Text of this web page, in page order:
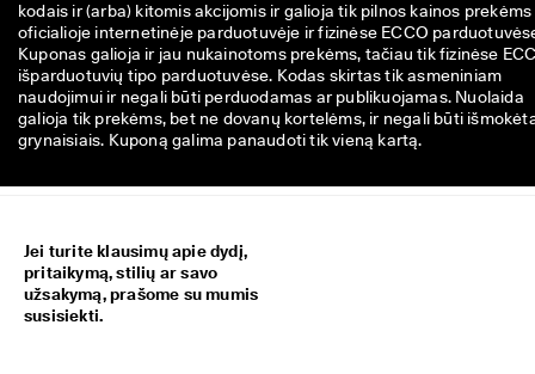
kodais ir (arba) kitomis akcijomis ir galioja tik pilnos kainos prekėms
oficialioje internetinėje parduotuvėje ir fizinėse ECCO
Kuponas galioja ir jau nukainotoms prekėms, tačiau tik fizinėse
išparduotuvių tipo parduotuvėse. Kodas skirtas tik asmeniniam
naudojimui ir negali būti perduodamas ar publikuojamas. Nuolaida
galioja tik prekėms, bet ne dovanų kortelėms, ir negali būti
grynaisiais. Kuponą galima panaudoti tik vieną kartą.
Jei turite klausimų apie dydį,
pritaikymą, stilių ar savo
užsakymą, prašome su mumis
susisiekti.